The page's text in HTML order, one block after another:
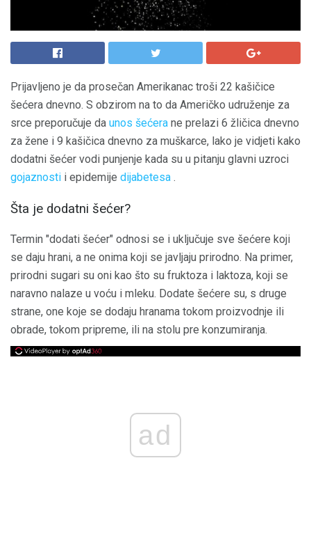
Prijavljeno je da prosečan Amerikanac troši 22 kašičice
šećera dnevno. S obzirom na to da Američko udruženje za
srce preporučuje da unos šećera ne prelazi 6 žličica dnevno
za žene i 9 kašičica dnevno za muškarce, lako je vidjeti kako
dodatni šećer vodi punjenje kada su u pitanju glavni uzroci
gojaznosti i epidemije dijabetesa .
Šta je dodatni šećer?
Termin "dodati šećer" odnosi se i uključuje sve šećere koji
se daju hrani, a ne onima koji se javljaju prirodno. Na primer,
prirodni sugari su oni kao što su fruktoza i laktoza, koji se
naravno nalaze u voću i mleku. Dodate šećere su, s druge
strane, one koje se dodaju hranama tokom proizvodnje ili
obrade, tokom pripreme, ili na stolu pre konzumiranja.
ad